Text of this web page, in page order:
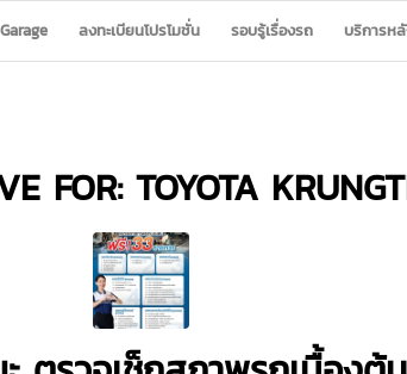
ลงทะเบียนโปรโมชั่น รอบรู้เรื่องรถ บริการห
FOR: TOYOTA